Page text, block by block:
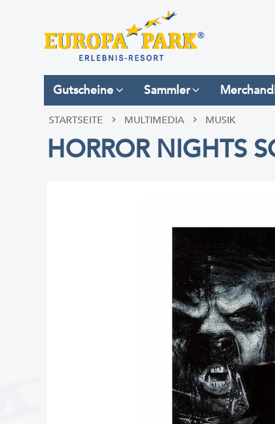
Gutscheine Sammler
STARTSEITE MULTIMEDIA MUSIK
HORROR NIGHTS